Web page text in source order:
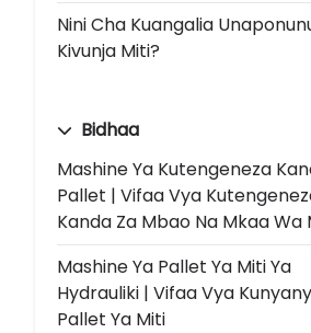
Nini Cha Kuangalia
Kivunja Miti?
Bidhaa
Mashine Ya Kutengeneza
Pallet | Vifaa Vya
Kanda Za Mbao Na Mkaa Wa
Mashine Ya Pallet Ya Miti Ya
Hydrauliki | Vifaa Vya
Pallet Ya Miti